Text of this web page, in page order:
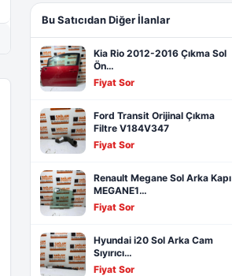
Bu Satıcıdan Diğer İlanlar
Kia Rio 2012-2016 Çıkma Sol
Ön…
Fiyat Sor
Ford Transit Orijinal Çıkma
Filtre V184V347
Fiyat Sor
Renault Megane Sol Arka Kapı
MEGANE1…
Fiyat Sor
Hyundai i20 Sol Arka Cam
Sıyırıcı…
Fiyat Sor